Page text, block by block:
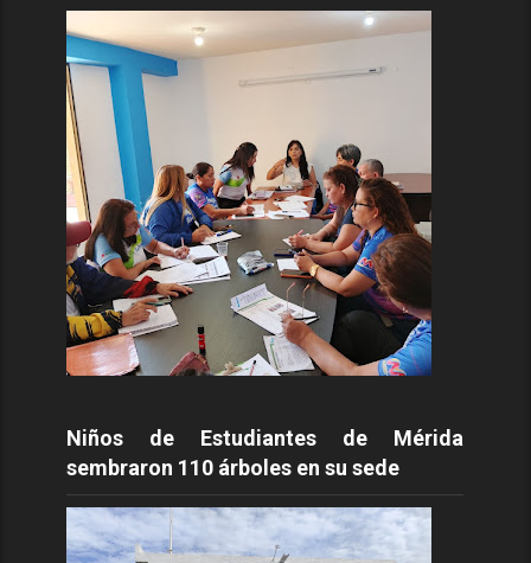
Niños de Estudiantes de Mérida
sembraron 110 árboles en su sede